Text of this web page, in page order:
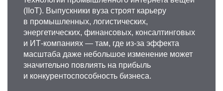
практики в образовательный процесс.
+7 495 955-01-25
nshmeleva@misis.ru
(IIoT). Выпускники вуза строят карьеру
в промышленных, логистических,
энергетических, финансовых, консалтинговых
и ИТ-компаниях — там, где из-за эффекта
масштаба даже небольшое изменение может
значительно повлиять на прибыль
и конкурентоспособность бизнеса.